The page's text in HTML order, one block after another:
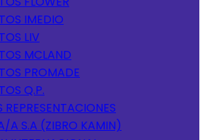
IMEDIO
LIV
MCLAND
PROMADE
Q.P.
REPRESENTACIONES
A S.A (ZIBRO KAMIN)